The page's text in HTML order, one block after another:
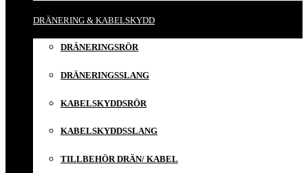
DRÄNERING & KABELSKYDD
DRÄNERINGSRÖR
DRÄNERINGSSLANG
KABELSKYDDSRÖR
KABELSKYDDSSLANG
TILLBEHÖR DRÄN/ KABEL